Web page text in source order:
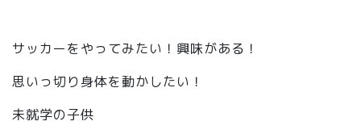
サッカーをやってみたい！興味がある！
思いっ切り身体を動かしたい！
未就学の子供